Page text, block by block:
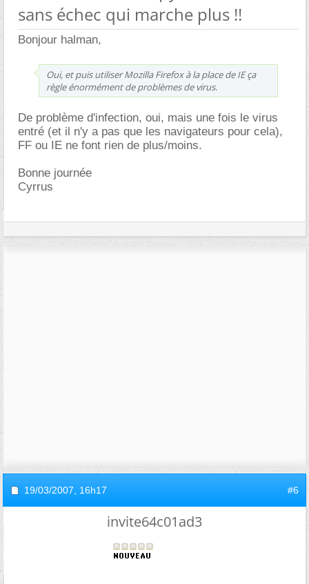
sans échec qui marche plus !!
Bonjour halman,
Oui, et puis utiliser Mozilla Firefox à la place de IE ça
règle énormément de problèmes de virus.
De problème d'infection, oui, mais une fois le virus
entré (et il n'y a pas que les navigateurs pour cela),
FF ou IE ne font rien de plus/moins.
Bonne journée
Cyrrus
19/03/2007, 16h17 #6
invite64c01ad3